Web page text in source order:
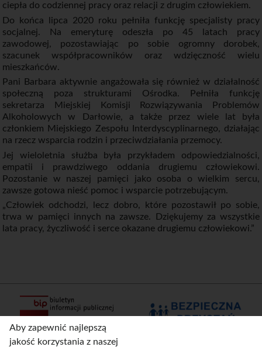
ciepła do codziennej pracy oraz relacji z drugim człowiekiem.
Do końca lipca 2020 roku pełniła funkcję specjalisty pracy
socjalnej. Na emeryturę odeszła po 45 latach pracy
zawodowej, pozostawiając po sobie ogromny dorobek,
szacunek współpracowników oraz wdzięczność wielu
mieszkańców.
Pani Barbara aktywnie angażowała się również w działalność
społeczną poza strukturami Ośrodka. Pełniła funkcję
sekretarza Miejskiej Komisji Rozwiązywania Problemów
Alkoholowych w Darłowie, a także przez wiele lat była
członkiem Miejskiego Zespołu Interdyscyplinarnego, działając
na rzecz wsparcia rodzin i przeciwdziałania przemocy.
Jej wieloletnia służba była przykładem odpowiedzialności,
empatii i prawdziwego oddania drugiemu człowiekowi.
Pozostanie w naszej pamięci jako osoba o wielkim sercu,
zawsze gotowa nieść pomoc i wsparcie potrzebującym.
„Człowiek odchodzi, lecz dobro, które pozostawił po sobie,
trwa w pamięci innych na zawsze. Dziękujemy za wszystkie
lata pracy, życzliwość i serce okazane drugiemu człowiekowi.”
Aby zapewnić najlepszą
jakość korzystania z naszej